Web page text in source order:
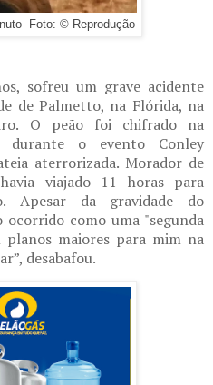
Foto: © Reprodução
sofreu um grave acidente
de Palmetto, na Flórida, na
O peão foi chifrado na
o evento Conley
aterrorizada. Morador de
viajado 11 horas para
Apesar da gravidade do
como uma "segunda
planos maiores para mim na
desabafou.